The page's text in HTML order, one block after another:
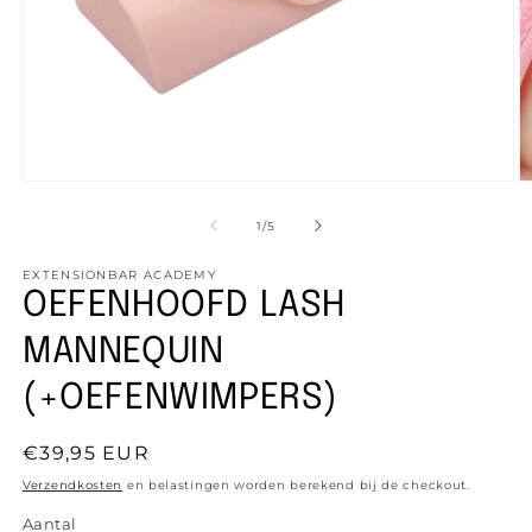
1/van
5
EXTENSIONBAR ACADEMY
OEFENHOOFD LASH
MANNEQUIN
(+OEFENWIMPERS)
Normale
prijs
€39,95 EUR
Verzendkosten en belastingen worden berekend bij de checkout.
Aantal